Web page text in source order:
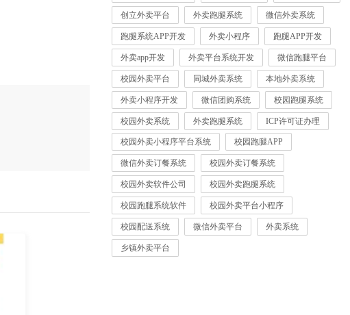
创立外卖平台 外卖跑腿系统 微信外卖系统
跑腿系统APP开发 外卖小程序 跑腿APP开发
外卖app开发 外卖平台系统开发 微信跑腿平台
校园外卖平台 同城外卖系统 本地外卖系统
外卖小程序开发 微信团购系统 校园跑腿系统
校园外卖系统 外卖跑腿系统 ICP许可证办理
校园外卖小程序平台系统 校园跑腿APP
微信外卖订餐系统 校园外卖订餐系统
校园外卖软件公司 校园外卖跑腿系统
校园跑腿系统软件 校园外卖平台小程序
校园配送系统 微信外卖平台 外卖系统
乡镇外卖平台